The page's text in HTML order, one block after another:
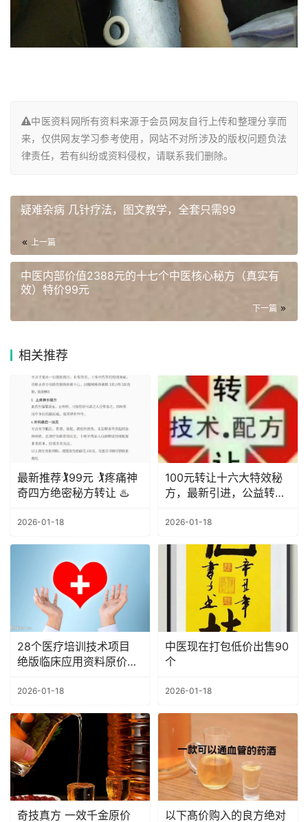
中医资料网所有资料来源于会员网友自行上传和整理分享而
来，仅供网友学习参考使用，网站不对所涉及的版权问题负法
律责任，若有纠纷或资料侵权，请联系我们删除。
疑难杂病 几针疗法，图文教学，全套只需99
上一篇
中医内部价值2388元的十七个中医核心秘方（真实有
效）特价99元
下一篇
相关推荐
最新推荐🏌️99元 🏌️疼痛神
奇四方绝密秘方转让 ♨️
2026-01-18
100元转让十六大特效秘
方，最新引进，公益转
扰！
2026-01-18
28个医疗培训技术项目
绝版临床应用资料原价
2026-01-18
中医现在打包低价出售90
个
2026-01-18
奇技真方 一效千金原价 以下髙价购入的良方绝对